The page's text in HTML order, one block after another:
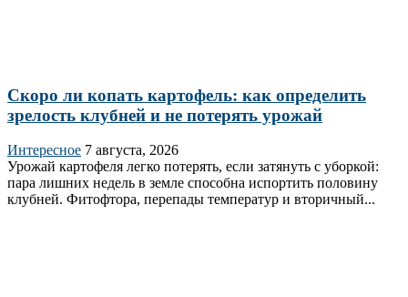
Скоро ли копать картофель: как определить
зрелость клубней и не потерять урожай
Интересное 7 августа, 2026
Урожай картофеля легко потерять, если затянуть с уборкой:
пара лишних недель в земле способна испортить половину
клубней. Фитофтора, перепады температур и вторичный...